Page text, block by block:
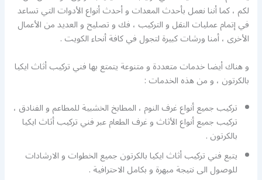
لكم ، كما أننا نعمل بأحدث المعدات و أحدث أنواع الأدوات التي تساعد
في إتمام عمليات النقل و التركيب ، فك و تصليح و العديد من الأعمال
الأخرى ، أمنا ورشات كبيرة لتجول في كافة أنحاء الكويت .
و هناك أيضا خدمات متعددة و متنوعة يتمتع بها فني تركيب أثاث ايكيا
بالكرتون ، و من هذه الخدمات :
تركيب جميع أنواع غرف النوم ، المطابخ الخشبية للمطاعم و الفنادق ،
تركيب جميع أنواع الأثاث و غرف الطعام عبر فني تركيب أثاث ايكيا
بالكرتون .
يتبع فني تركيب أثاث ايكيا بالكرتون جميع الخطوات و الارشادات
للوصول الى نتيجة مبهرة و بكامل الاحترافية .